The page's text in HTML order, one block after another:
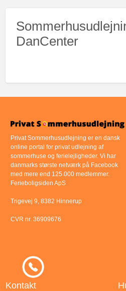
DanCenter
Privat Sommerhusudlejning er en dansk
online portal for privat udlejning af
sommerhuse og ferielejligheder. Vi har
danmarks største netværk på Facebook
med mere end 125.000 medlemmer.
Ferieboligsiden ApS
Trigevej 9, 8382 Hinnerup
CVR nr. 36909676
Kontakt